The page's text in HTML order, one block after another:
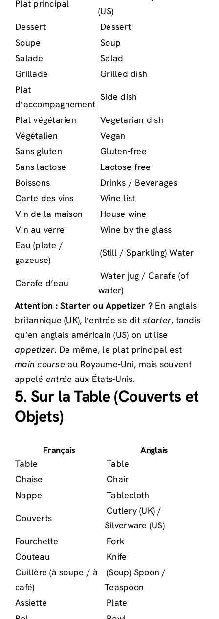
Plat principal
(US)
Dessert
Dessert
Soupe
Soup
Salade
Salad
Grillade
Grilled dish
Plat
d’accompagnement
Side dish
Plat végétarien
Vegetarian dish
Végétalien
Vegan
Sans gluten
Gluten-free
Sans lactose
Lactose-free
Boissons
Drinks / Beverages
Carte des vins
Wine list
Vin de la maison
House wine
Vin au verre
Wine by the glass
Eau (plate /
gazeuse)
(Still / Sparkling) Water
Carafe d’eau
Water jug / Carafe (of
water)
Attention : Starter ou Appetizer ? En anglais
britannique (UK), l’entrée se ditstarter, tandis
qu’en anglais américain (US) on utilise
appetizer. De même, le plat principal est
main course au Royaume-Uni, mais souvent
appelé entrée aux États-Unis.
5. Sur la Table (Couverts et
Objets)
Français
Anglais
Table
Table
Chaise
Chair
Nappe
Tablecloth
Couverts
Cutlery (UK) /
Silverware (US)
Fourchette
Fork
Couteau
Knife
Cuillère (à soupe / à
café)
(Soup) Spoon /
Teaspoon
Assiette
Plate